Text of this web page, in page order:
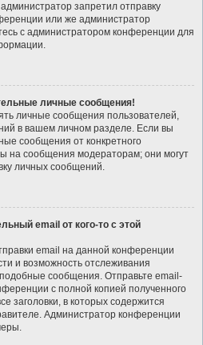
запретил отправку
или же администратор
с администратором конференции для
личные сообщения!
личные сообщения пользователей,
в вашем личном разделе. Если вы
сообщения от конкретного
на сообщения модераторам; они могут
личных сообщений.
email от кого-то с этой
email на данной конференции
и возможность отслеживания
сообщения. Отправьте email-
с полной копией полученного
заголовки, в которых содержится
Администратор конференции